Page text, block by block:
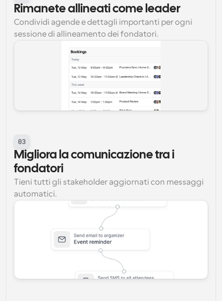
Rimanete allineati come leader
Condividi agende e dettagli importanti per ogni
sessione di allineamento dei fondatori.
03
Migliora la comunicazione tra i
fondatori
Tieni tutti gli stakeholder aggiornati con messaggi
automatici.